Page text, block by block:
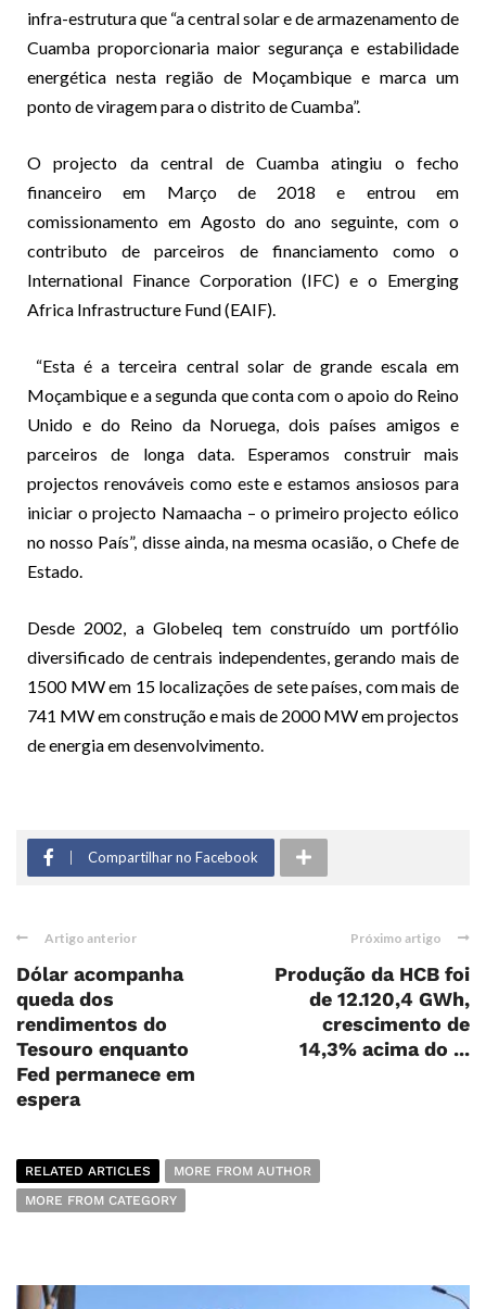
infra-estrutura que “a central solar e de armazenamento de
Cuamba proporcionaria maior segurança e estabilidade
energética nesta região de Moçambique e marca um
ponto de viragem para o distrito de Cuamba”.
O projecto da central de Cuamba atingiu o fecho
financeiro em Março de 2018 e entrou em
comissionamento em Agosto do ano seguinte, com o
contributo de parceiros de financiamento como o
International Finance Corporation (IFC) e o Emerging
Africa Infrastructure Fund (EAIF).
“Esta é a terceira central solar de grande escala em
Moçambique e a segunda que conta com o apoio do Reino
Unido e do Reino da Noruega, dois países amigos e
parceiros de longa data. Esperamos construir mais
projectos renováveis como este e estamos ansiosos para
iniciar o projecto Namaacha – o primeiro projecto eólico
no nosso País”, disse ainda, na mesma ocasião, o Chefe de
Estado.
Desde 2002, a Globeleq tem construído um portfólio
diversificado de centrais independentes, gerando mais de
1500 MW em 15 localizações de sete países, com mais de
741 MW em construção e mais de 2000 MW em projectos
de energia em desenvolvimento.
Compartilhar no Facebook
Artigo anterior
Dólar acompanha
queda dos
rendimentos do
Tesouro enquanto
Fed permanece em
espera
Próximo artigo
Produção da HCB foi
de 12.120,4 GWh,
crescimento de
14,3% acima do ...
RELATED ARTICLES
MORE FROM AUTHOR
MORE FROM CATEGORY